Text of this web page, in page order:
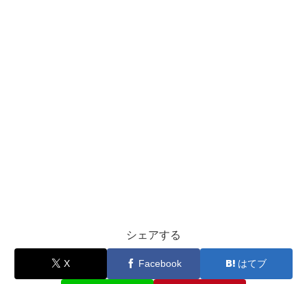
シェアする
X Facebook はてブ